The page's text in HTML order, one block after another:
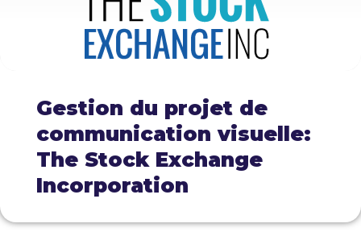
Gestion du projet de
communication visuelle:
The Stock Exchange
Incorporation